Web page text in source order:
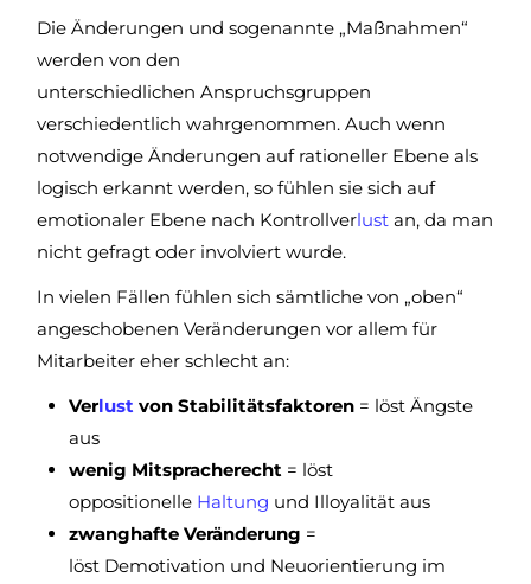
Die Änderungen und sogenannte „Maßnahmen“
werden von den
unterschiedlichen Anspruchsgruppen
verschiedentlich wahrgenommen. Auch wenn
notwendige Änderungen auf rationeller Ebene als
logisch erkannt werden, so fühlen sie sich auf
emotionaler Ebene nach Kontrollverlust an, da man
nicht gefragt oder involviert wurde.
In vielen Fällen fühlen sich sämtliche von „oben“
angeschobenen Veränderungen vor allem für
Mitarbeiter eher schlecht an:
Verlust von Stabilitätsfaktoren = löst Ängste
aus
wenig Mitspracherecht = löst
oppositionelle Haltung und Illoyalität aus
zwanghafte Veränderung =
löst Demotivation und Neuorientierung im